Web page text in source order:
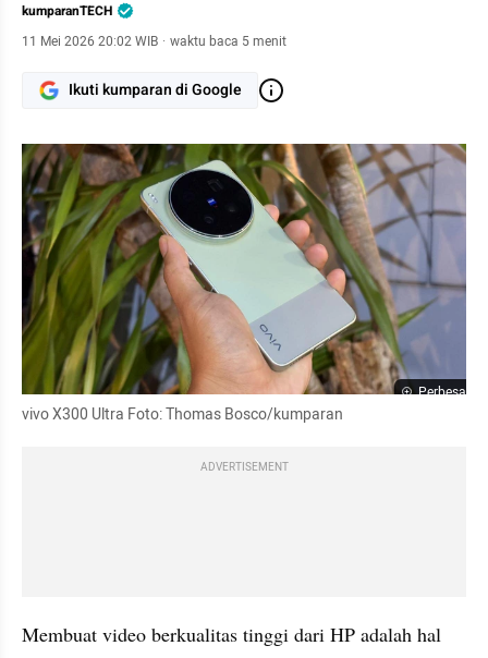
kumparanTECH
11 Mei 2026 20:02 WIB · waktu baca 5 menit
Ikuti kumparan di Google
Perbesar
vivo X300 Ultra Foto: Thomas Bosco/kumparan
ADVERTISEMENT
Membuat video berkualitas tinggi dari HP adalah hal